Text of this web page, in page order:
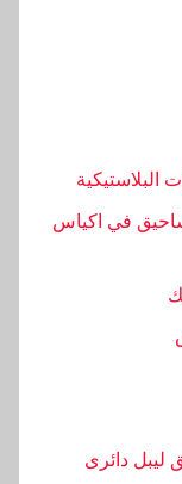
البلاستيكية
في اكياس
ليبل دائرى